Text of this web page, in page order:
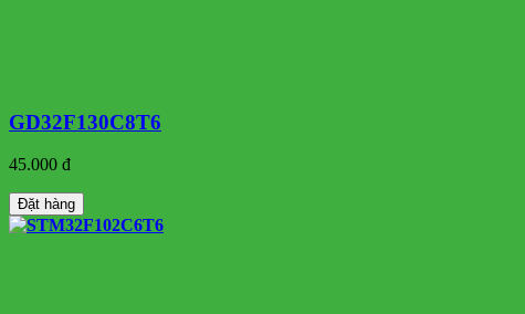
GD32F130C8T6
45.000 đ
Đặt hàng